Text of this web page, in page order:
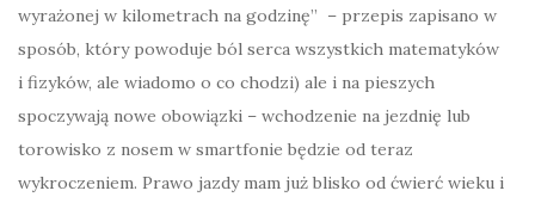
wyrażonej w kilometrach na godzinę” – przepis zapisano w
sposób, który powoduje ból serca wszystkich matematyków
i fizyków, ale wiadomo o co chodzi) ale i na pieszych
spoczywają nowe obowiązki – wchodzenie na jezdnię lub
torowisko z nosem w smartfonie będzie od teraz
wykroczeniem. Prawo jazdy mam już blisko od ćwierć wieku i